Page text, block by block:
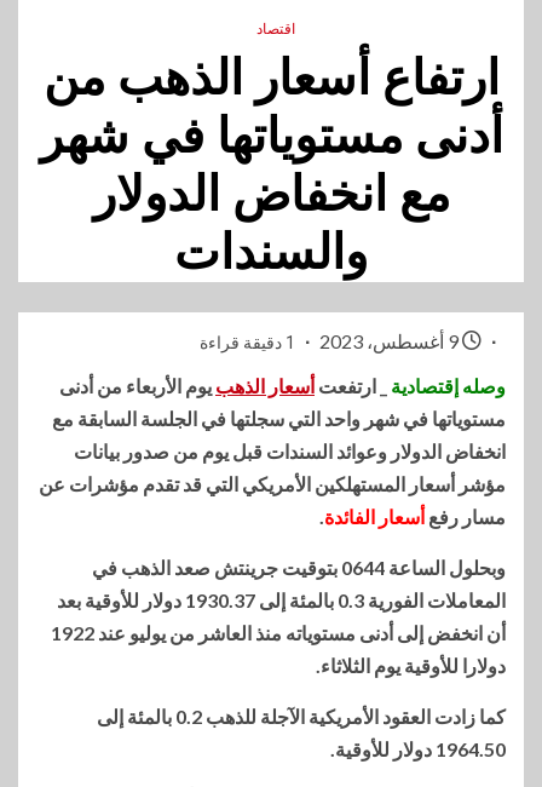
اقتصاد
ارتفاع أسعار الذهب من
أدنى مستوياتها في شهر
مع انخفاض الدولار
والسندات
1 دقيقة قراءة
وصله إقتصادية _ ارتفعت أسعار الذهب يوم الأربعاء من أدنى
مستوياتها في شهر واحد التي سجلتها في الجلسة السابقة مع
انخفاض الدولار وعوائد السندات قبل يوم من صدور بيانات
مؤشر أسعار المستهلكين الأمريكي التي قد تقدم مؤشرات عن
مسار رفع أسعار الفائدة.
وبحلول الساعة 0644 بتوقيت جرينتش صعد الذهب في
المعاملات الفورية 0.3 بالمئة إلى 1930.37 دولار للأوقية بعد
أن انخفض إلى أدنى مستوياته منذ العاشر من يوليو عند 1922
دولارا للأوقية يوم الثلاثاء.
كما زادت العقود الأمريكية الآجلة للذهب 0.2 بالمئة إلى
1964.50 دولار للأوقية.